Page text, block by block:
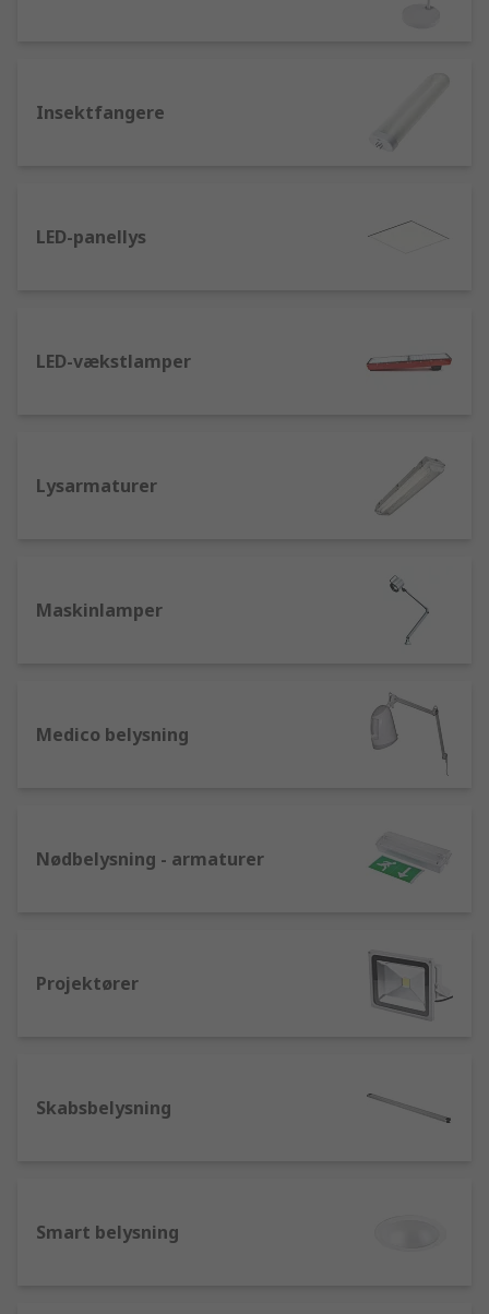
Insektfangere
LED-panellys
LED-vækstlamper
Lysarmaturer
Maskinlamper
Medico belysning
Nødbelysning - armaturer
Projektører
Skabsbelysning
Smart belysning